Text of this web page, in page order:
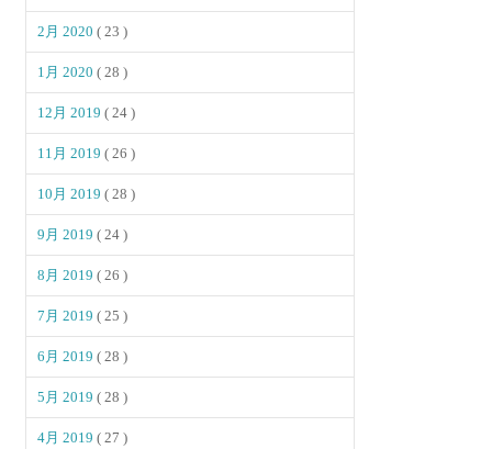
2月 2020( 23 )
1月 2020( 28 )
12月 2019( 24 )
11月 2019( 26 )
10月 2019( 28 )
9月 2019( 24 )
8月 2019( 26 )
7月 2019( 25 )
6月 2019( 28 )
5月 2019( 28 )
4月 2019( 27 )